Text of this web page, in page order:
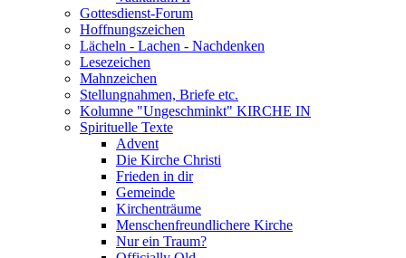
Gottesdienst-Forum
Hoffnungszeichen
Lächeln - Lachen - Nachdenken
Lesezeichen
Mahnzeichen
Stellungnahmen, Briefe etc.
Kolumne "Ungeschminkt" KIRCHE IN
Spirituelle Texte
Advent
Die Kirche Christi
Frieden in dir
Gemeinde
Kirchenträume
Menschenfreundlichere Kirche
Nur ein Traum?